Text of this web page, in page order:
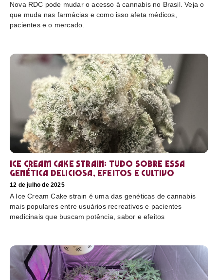
Nova RDC pode mudar o acesso à cannabis no Brasil. Veja o
que muda nas farmácias e como isso afeta médicos,
pacientes e o mercado.
Ice Cream Cake Strain: tudo sobre essa
genética deliciosa, efeitos e cultivo
12 de julho de 2025
A Ice Cream Cake strain é uma das genéticas de cannabis
mais populares entre usuários recreativos e pacientes
medicinais que buscam potência, sabor e efeitos